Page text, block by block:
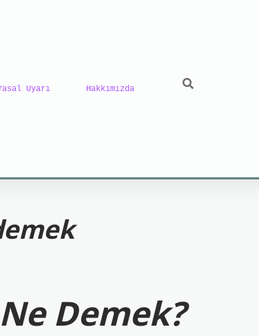
Uyarı Hakkımızda
Demek?